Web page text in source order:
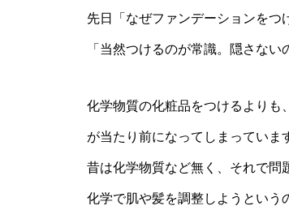
先日「なぜファンデーションを
「当然つけるのが常識。隠さな
化学物質の化粧品をつけるよりも
が当たり前になってしまっていま
昔は化学物質など無く、それで問
化学で肌や髪を調整しようという